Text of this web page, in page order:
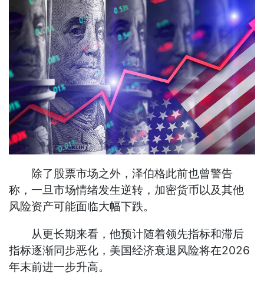
除了股票市场之外，泽伯格此前也曾警告
称，一旦市场情绪发生逆转，加密货币以及其他
风险资产可能面临大幅下跌。
从更长期来看，他预计随着领先指标和滞后
指标逐渐同步恶化，美国经济衰退风险将在2026
年末前进一步升高。